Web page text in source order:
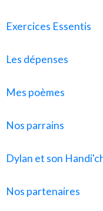
Exercices Essentis
Les dépenses
Mes poèmes
Nos parrains
Dylan et son
Nos partenaires